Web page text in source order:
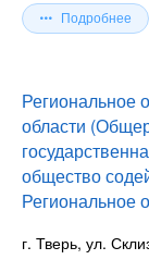
Подробнее
Региональное
области
общество
Региональное
г. Тверь, ул.